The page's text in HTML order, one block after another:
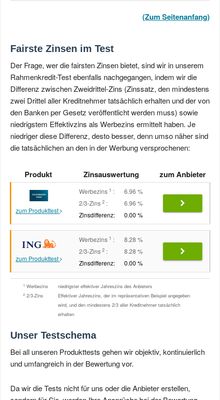
(Zum Seitenanfang)
Fairste Zinsen im Test
Der Frage, wer die fairsten Zinsen bietet, sind wir in unserem
Rahmenkredit-Test ebenfalls nachgegangen, indem wir die
Differenz zwischen Zweidrittel-Zins (Zinssatz, den mindestens
zwei Drittel aller Kreditnehmer tatsächlich erhalten und der von
den Banken per Gesetz veröffentlicht werden muss) sowie
niedrigstem Effektivzins als Werbezins ermittelt haben. Je
niedriger diese Differenz, desto besser, denn umso näher sind
die tatsächlichen an den in der Werbung versprochenen:
Produkt Zinsauswertung zum Anbieter
zum Produkttest
Werbezins 1 :
6.96 %
2/3-Zins 2 :
6.96 %
Zinsdifferenz:
0.00 %
zum Produkttest
Werbezins 1 :
8.28 %
2/3-Zins 2 :
8.28 %
Zinsdifferenz:
0.00 %
1 Werbezins niedrigster effektiver Jahreszins des Anbieters
2 2/3-Zins
Effektiver Jahreszins, der im repräsentativen Beispiel angegeben
wird, und den mindestens 2/3 aller Kreditnehmer tatsächlich
erhalten
Unser Testschema
Bei all unseren Produkttests gehen wir objektiv, kontinuierlich
und umfangreich in der Bewertung vor.
Da wir die Tests nicht für uns oder die Anbieter erstellen,